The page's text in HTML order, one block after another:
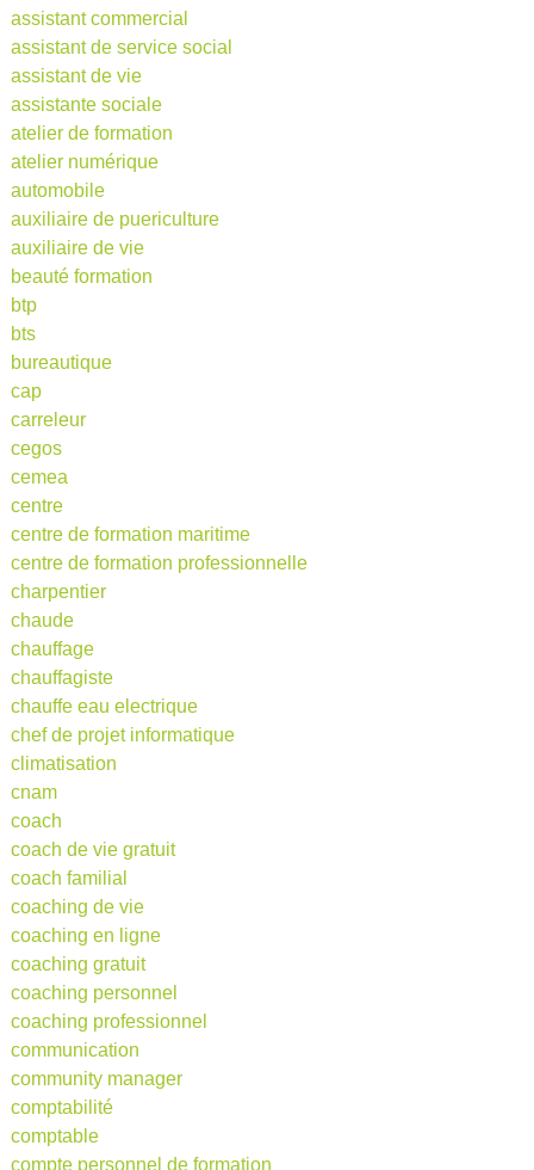
assistant commercial
assistant de service social
assistant de vie
assistante sociale
atelier de formation
atelier numérique
automobile
auxiliaire de puericulture
auxiliaire de vie
beauté formation
btp
bts
bureautique
cap
carreleur
cegos
cemea
centre
centre de formation maritime
centre de formation professionnelle
charpentier
chaude
chauffage
chauffagiste
chauffe eau electrique
chef de projet informatique
climatisation
cnam
coach
coach de vie gratuit
coach familial
coaching de vie
coaching en ligne
coaching gratuit
coaching personnel
coaching professionnel
communication
community manager
comptabilité
comptable
compte personnel de formation